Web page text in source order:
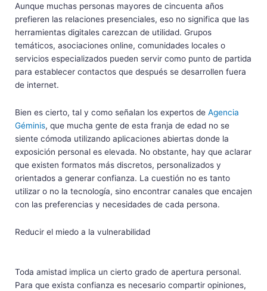
Aunque muchas personas mayores de cincuenta años
prefieren las relaciones presenciales, eso no significa que las
herramientas digitales carezcan de utilidad. Grupos
temáticos, asociaciones online, comunidades locales o
servicios especializados pueden servir como punto de partida
para establecer contactos que después se desarrollen fuera
de internet.
Bien es cierto, tal y como señalan los expertos de Agencia
Géminis, que mucha gente de esta franja de edad no se
siente cómoda utilizando aplicaciones abiertas donde la
exposición personal es elevada. No obstante, hay que aclarar
que existen formatos más discretos, personalizados y
orientados a generar confianza. La cuestión no es tanto
utilizar o no la tecnología, sino encontrar canales que encajen
con las preferencias y necesidades de cada persona.
Reducir el miedo a la vulnerabilidad
Toda amistad implica un cierto grado de apertura personal.
Para que exista confianza es necesario compartir opiniones,